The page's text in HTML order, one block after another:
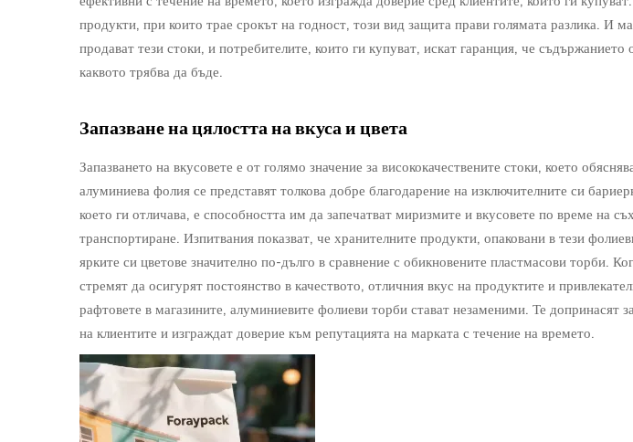
продукти, при които трае срокът на годност, този вид защита прави голямата разлика. И
продават тези стоки, и потребителите, които ги купуват, искат гаранция, че съдържанието
каквото трябва да бъде.
Запазване на цялостта на вкуса и цвета
Запазването на вкусовете е от голямо значение за висококачествените стоки, което
алуминиева фолия се представят толкова добре благодарение на изключителните си
което ги отличава, е способността им да запечатват миризмите и вкусовете по време на
транспортиране. Изпитвания показват, че хранителните продукти, опаковани в тези
ярките си цветове значително по-дълго в сравнение с обикновените пластмасови торби.
стремят да осигурят постоянство в качеството, отличния вкус на продуктите и
рафтовете в магазините, алуминиевите фолиеви торби стават незаменими. Те допринасят
на клиентите и изграждат доверие към репутацията на марката с течение на времето.